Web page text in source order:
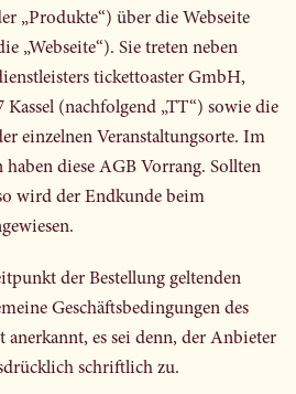
„Produkte“) über die Webseite
„Webseite“). Sie treten neben
tickettoaster GmbH,
Kassel (nachfolgend „TT“) sowie die
einzelnen Veranstaltungsorte. Im
diese AGB Vorrang. Sollten
wird der Endkunde beim
der Bestellung geltenden
Geschäftsbedingungen des
es sei denn, der Anbieter
schriftlich zu.